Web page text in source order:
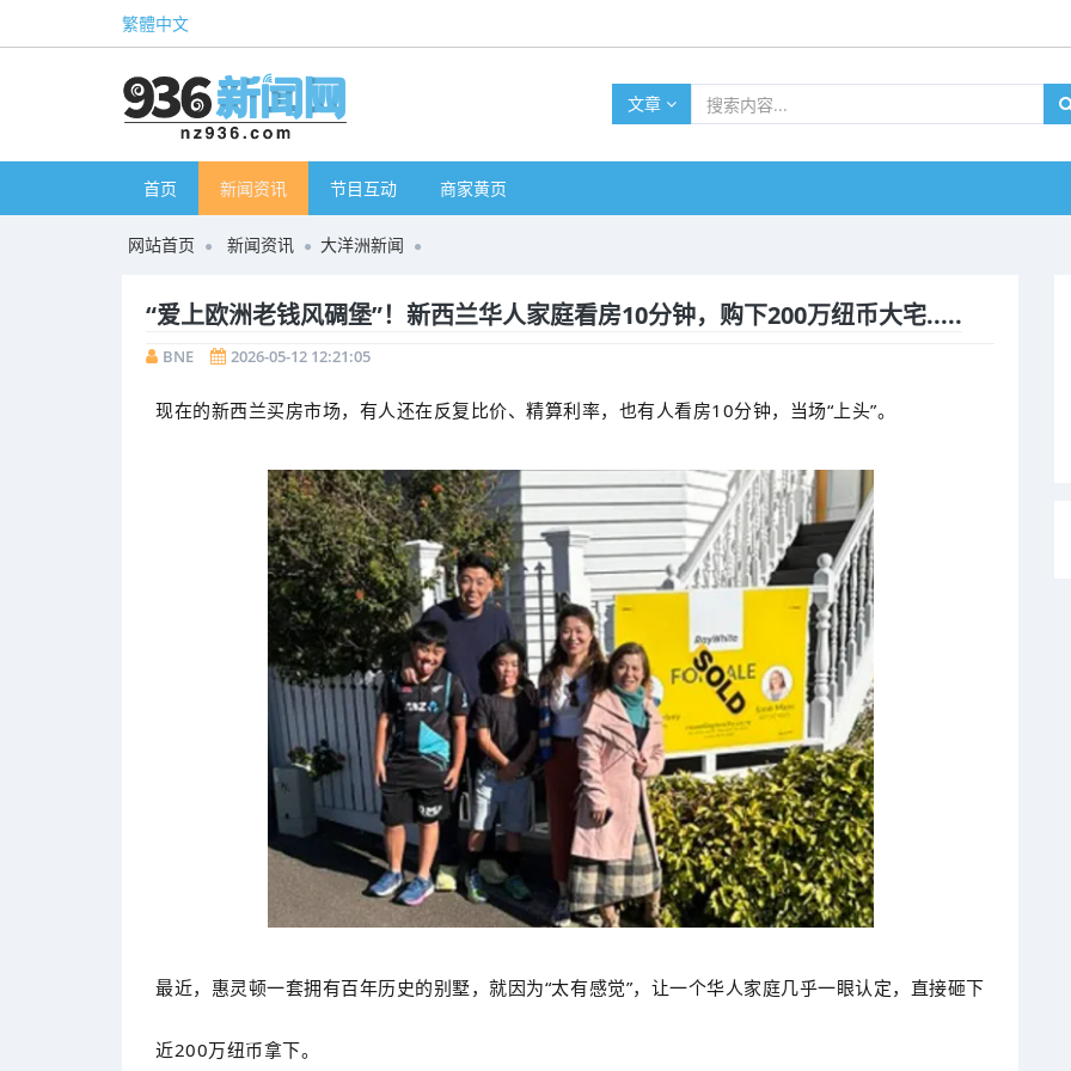
繁體中文
文章
首页 新闻资讯 节目互动 商家黄页
网站首页 新闻资讯 大洋洲新闻
“爱上欧洲老钱风碉堡”！新西兰华人家庭看房10分钟，购下200万纽币大宅.....
BNE 2026-05-12 12:21:05
现在的新西兰买房市场，有人还在反复比价、精算利率，也有人看房10分钟，当场“上头”。
最近，惠灵顿一套拥有百年历史的别墅，就因为“太有感觉”，让一个华人家庭几乎一眼认定，直接砸下
近200万纽币拿下。